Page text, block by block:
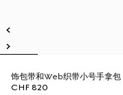
饰包带和Web织带小号手拿包
CHF 820